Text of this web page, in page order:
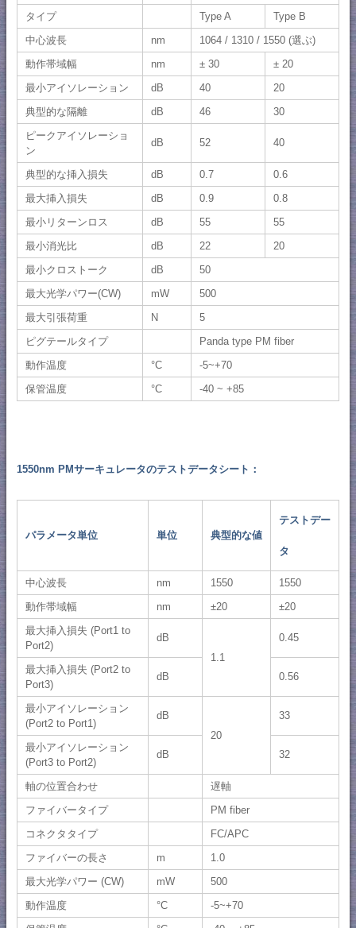
タイプ Type A
Type B
中心波長
nm
1064 / 1310 / 1550 (選ぶ)
動作帯域幅
nm ± 30
± 20
最小アイソレーション
dB 40
20
典型的な隔離
dB 46
30
ピークアイソレーショ
ン
dB 52 40
典型的な挿入損失 dB 0.7
0.6
最大挿入損失
dB 0.9
0.8
最小リターンロス
dB 55
55
最小消光比
dB 22
20
最小クロストーク
dB
50
最大光学パワー(CW)
mW
500
最大引張荷重
N
5
ピグテールタイプ
Panda type PM fiber
動作温度
°C
-5~+70
保管温度
°C -40 ~ +85
1550nm PMサーキュレータのテストデータシート：
パラメータ単位 単位 典型的な値
テストデー
タ
中心波長 nm 1550
1550
動作帯域幅
nm ±20
±20
最大挿入損失 (Port1 to
Port2)
dB
1.1
0.45
最大挿入損失 (Port2 to
Port3)
dB 0.56
最小アイソレーション
(Port2 to Port1)
dB
20
33
最小アイソレーション
(Port3 to Port2)
dB 32
軸の位置合わせ
遅軸
ファイバータイプ
PM fiber
コネクタタイプ
FC/APC
ファイバーの長さ
m
1.0
最大光学パワー (CW)
mW
500
動作温度
°C
-5~+70